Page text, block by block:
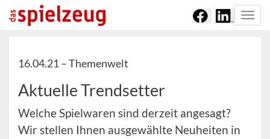
16.04.21 –Themenwelt
Aktuelle Trendsetter
Welche Spielwaren sind derzeit angesagt?
Wir stellen Ihnen ausgewählte Neuheiten in